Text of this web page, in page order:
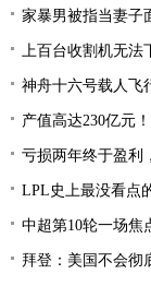
家暴男被指当妻子
上百台收割机无法
神舟十六号载人飞
产值高达230亿元
亏损两年终于盈利
LPL史上最没看点
中超第10轮一场焦
拜登：美国不会彻